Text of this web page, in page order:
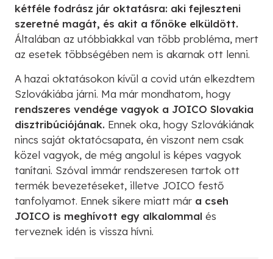
kétféle fodrász jár oktatásra: aki fejleszteni
szeretné magát, és akit a főnöke elküldött.
Általában az utóbbiakkal van több probléma, mert
az esetek többségében nem is akarnak ott lenni.
A hazai oktatásokon kívül a covid után elkezdtem
Szlovákiába járni. Ma már mondhatom, hogy
rendszeres vendége vagyok a JOICO Slovakia
disztribúciójának. Ennek oka, hogy Szlovákiának
nincs saját oktatócsapata, én viszont nem csak
közel vagyok, de még angolul is képes vagyok
tanítani. Szóval immár rendszeresen tartok ott
termék bevezetéseket, illetve JOICO festő
tanfolyamot. Ennek sikere miatt már a cseh
JOICO is meghívott egy alkalommal és
terveznek idén is vissza hívni.